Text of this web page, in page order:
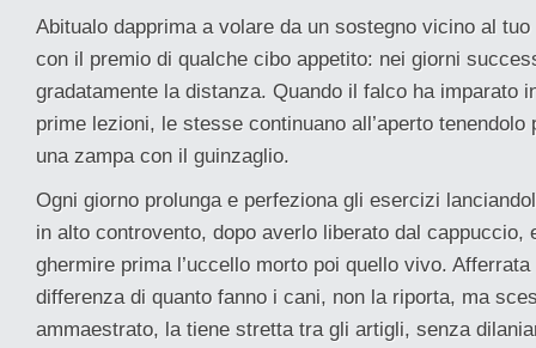
Abitualo dapprima a volare da un sostegno vicino al
con il premio di qualche cibo appetito: nei giorni
gradatamente la distanza. Quando il falco ha imparato
prime lezioni, le stesse continuano all’aperto tenendolo
una zampa con il guinzaglio.
Ogni giorno prolunga e perfeziona gli esercizi
in alto controvento, dopo averlo liberato dal cappuccio,
ghermire prima l’uccello morto poi quello vivo.
differenza di quanto fanno i cani, non la riporta, ma
ammaestrato, la tiene stretta tra gli artigli, senza